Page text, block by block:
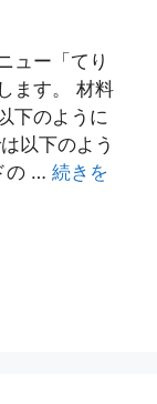
ュー「てり
ます。 材料
下のように
以下のよう
の … 続きを